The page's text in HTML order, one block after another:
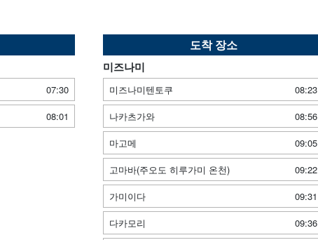
07:30
08:01
도착 장소
미즈나미
미즈나미텐토쿠
08:23
나카츠가와
08:56
마고메
09:05
고마바(주오도 히루가미 온천)
09:22
가미이다
09:31
다카모리
09:36